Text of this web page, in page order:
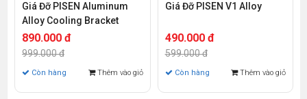
Giá Đỡ PISEN Aluminum
Alloy Cooling Bracket
890.000 đ
999.000 đ
Còn hàng Thêm vào giỏ
Giá Đỡ PISEN V1 Alloy
490.000 đ
599.000 đ
Còn hàng Thêm vào giỏ